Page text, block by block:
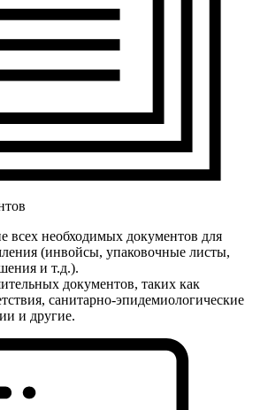
всех необходимых документов для
(инвойсы, упаковочные листы,
и т.д.).
документов, таких как
санитарно-эпидемиологические
и другие.